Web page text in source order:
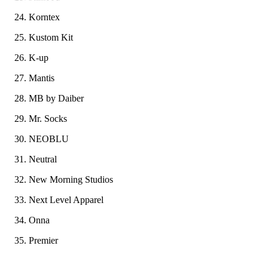
Korntex
Kustom Kit
K-up
Mantis
MB by Daiber
Mr. Socks
NEOBLU
Neutral
New Morning Studios
Next Level Apparel
Onna
Premier